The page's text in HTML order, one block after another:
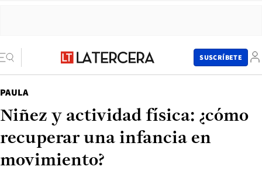
SUSCRÍBETE
PAULA
Niñez y actividad física: ¿cómo
recuperar una infancia en
movimiento?